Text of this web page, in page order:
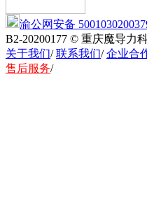
渝公网安备
B2-20200177 © 重庆魔导力
关于我们/联系我们/企业合
售后服务/